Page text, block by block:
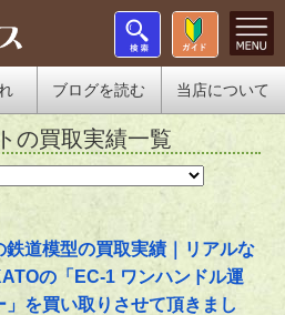
ブログを読む 当店について
の買取実績一覧
鉄道模型の買取実績｜リアルな
の「EC-1 ワンハンドル運
を買い取りさせて頂きまし